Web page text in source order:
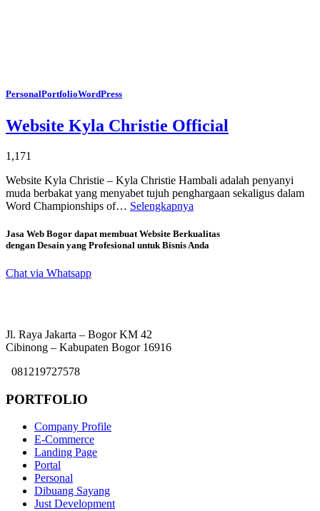
PersonalPortfolioWordPress
Website Kyla Christie Official
1,171
Website Kyla Christie – Kyla Christie Hambali adalah penyanyi
muda berbakat yang menyabet tujuh penghargaan sekaligus dalam
Word Championships of… Selengkapnya
Jasa Web Bogor dapat membuat Website Berkualitas
dengan Desain yang Profesional untuk Bisnis Anda
Chat via Whatsapp
Jl. Raya Jakarta – Bogor KM 42
Cibinong – Kabupaten Bogor 16916
081219727578
PORTFOLIO
Company Profile
E-Commerce
Landing Page
Portal
Personal
Dibuang Sayang
Just Development